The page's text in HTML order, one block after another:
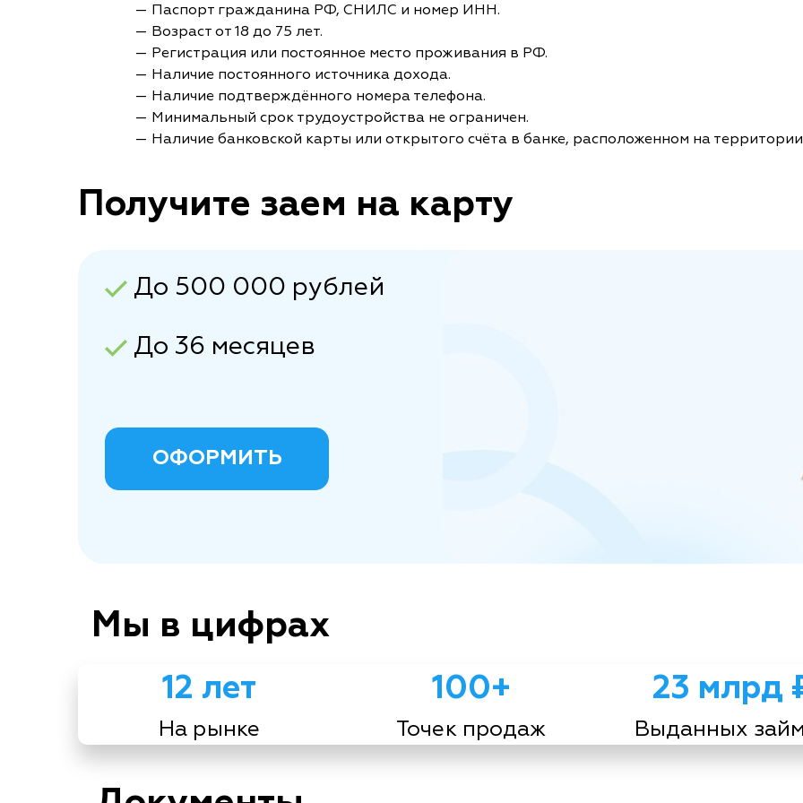
— Паспорт гражданина РФ, СНИЛС и номер ИНН.
— Возраст от 18 до 75 лет.
— Регистрация или постоянное место проживания в РФ.
— Наличие постоянного источника дохода.
— Наличие подтверждённого номера телефона.
— Минимальный срок трудоустройства не ограничен.
— Наличие банковской карты или открытого счёта в банке, расположенном на
Получите заем на карту
До 500 000 рублей
До 36 месяцев
ОФОРМИТЬ
Мы в цифрах
12 лет
На рынке
100+
Точек продаж
23 млрд
Выданных